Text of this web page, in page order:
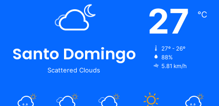
Santo Domingo
Scattered Clouds
27 ℃
27º - 26º
88%
5.81 km/h